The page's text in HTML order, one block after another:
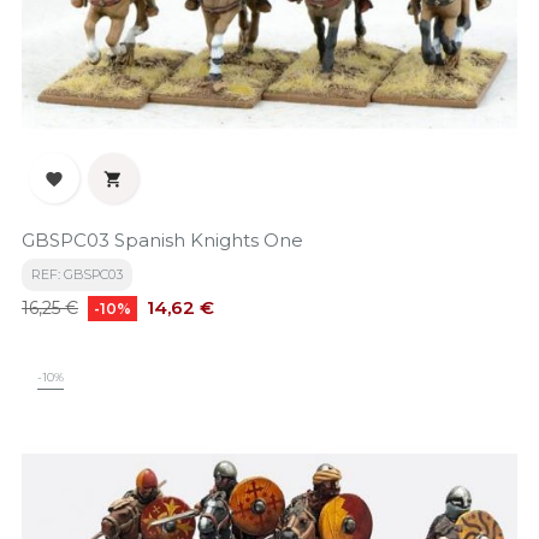
 
GBSPC03 Spanish Knights One
REF: GBSPC03
Precio
16,25 € -10% Precio
14,62 €
-10%